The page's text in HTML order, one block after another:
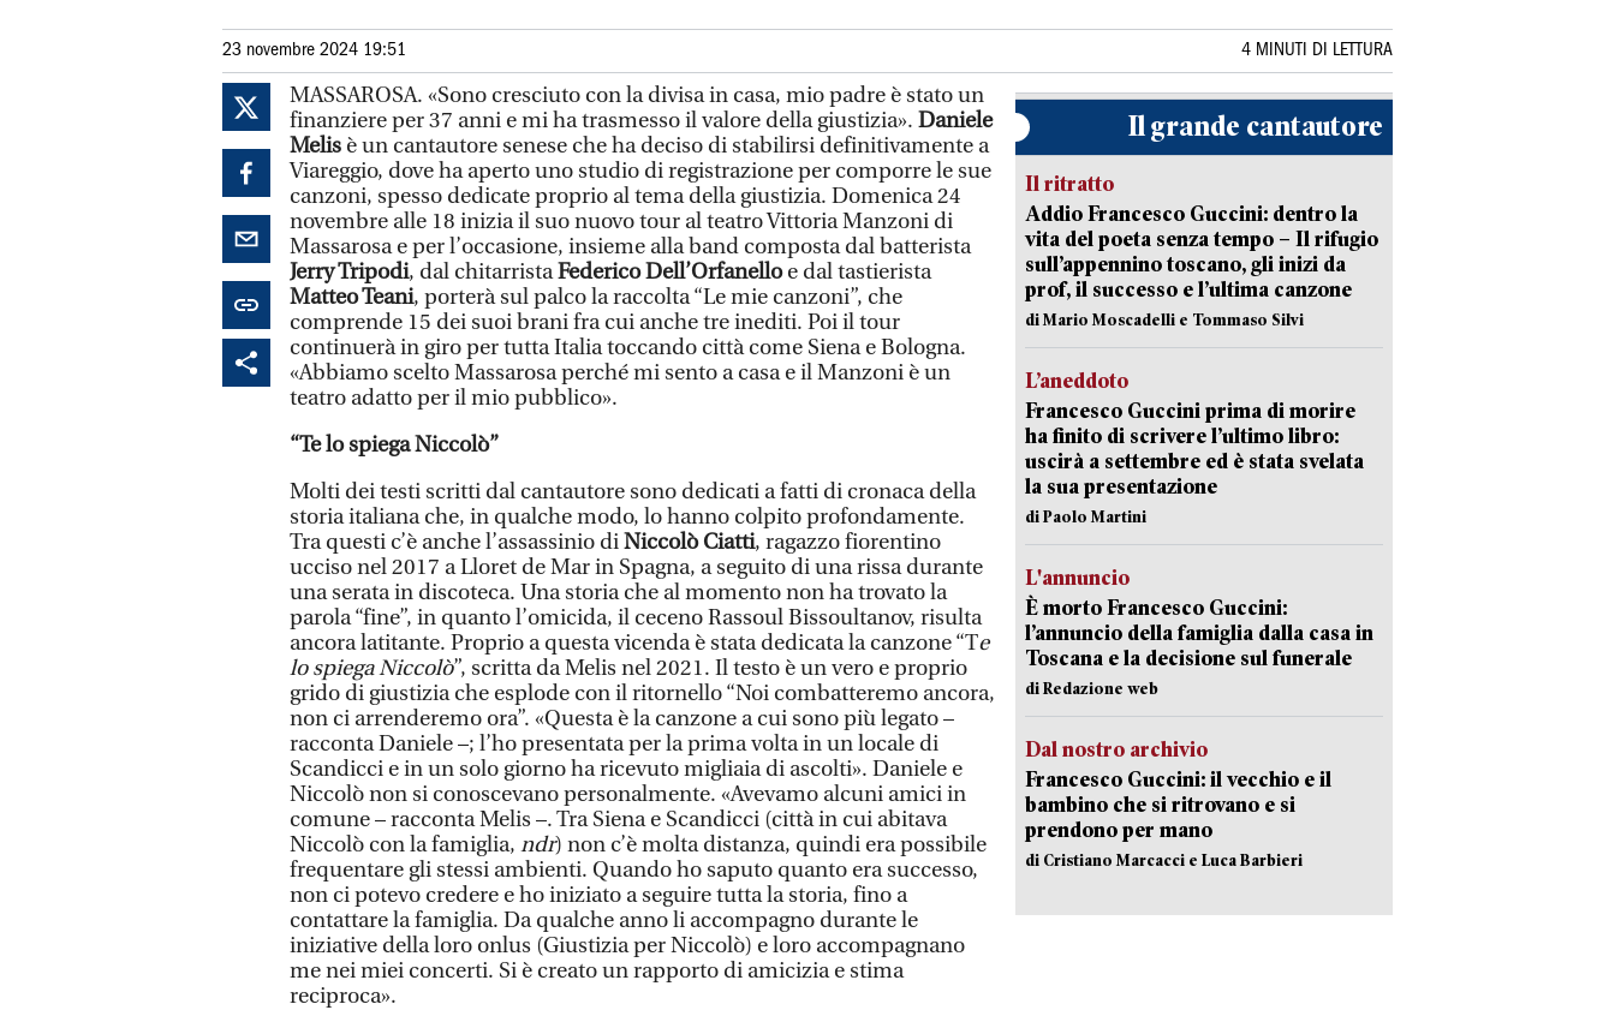
23 novembre 2024 19:51 4 MINUTI DI LETTURA
MASSAROSA. «Sono cresciuto con la divisa in casa, mio padre è stato un
finanziere per 37 anni e mi ha trasmesso il valore della giustizia». Daniele
Melis è un cantautore senese che ha deciso di stabilirsi definitivamente a
Viareggio, dove ha aperto uno studio di registrazione per comporre le sue
canzoni, spesso dedicate proprio al tema della giustizia. Domenica 24
novembre alle 18 inizia il suo nuovo tour al teatro Vittoria Manzoni di
Massarosa e per l’occasione, insieme alla band composta dal batterista
Jerry Tripodi, dal chitarristaFederico Dell’Orfanelloe dal tastierista
Matteo Teani, porterà sul palco la raccolta “Le mie canzoni”, che
comprende 15 dei suoi brani fra cui anche tre inediti. Poi il tour
continuerà in giro per tutta Italia toccando città come Siena e Bologna.
«Abbiamo scelto Massarosa perché mi sento a casa e il Manzoni è un
teatro adatto per il mio pubblico».
“Te lo spiega Niccolò”
Molti dei testi scritti dal cantautore sono dedicati a fatti di cronaca della
storia italiana che, in qualche modo, lo hanno colpito profondamente.
Tra questi c’è anche l’assassinio diNiccolò Ciatti, ragazzo fiorentino
ucciso nel 2017 a Lloret de Mar in Spagna, a seguito di una rissa durante
una serata in discoteca. Una storia che al momento non ha trovato la
parola “fine”, in quanto l’omicida, il ceceno Rassoul Bissoultanov, risulta
ancora latitante. Proprio a questa vicenda è stata dedicata la canzone “Te
lo spiega Niccolò”, scritta da Melis nel 2021. Il testo è un vero e proprio
grido di giustizia che esplode con il ritornello “Noi combatteremo ancora,
non ci arrenderemo ora”. «Questa è la canzone a cui sono più legato –
racconta Daniele –; l’ho presentata per la prima volta in un locale di
Scandicci e in un solo giorno ha ricevuto migliaia di ascolti». Daniele e
Niccolò non si conoscevano personalmente. «Avevamo alcuni amici in
comune – racconta Melis –. Tra Siena e Scandicci (città in cui abitava
Niccolò con la famiglia, ndr) non c’è molta distanza, quindi era possibile
frequentare gli stessi ambienti. Quando ho saputo quanto era successo,
non ci potevo credere e ho iniziato a seguire tutta la storia, fino a
contattare la famiglia. Da qualche anno li accompagno durante le
iniziative della loro onlus (Giustizia per Niccolò) e loro accompagnano
me nei miei concerti. Si è creato un rapporto di amicizia e stima
reciproca».
Il grande cantautore
Il ritratto
Addio Francesco Guccini: dentro la
vita del poeta senza tempo – Il rifugio
sull’appennino toscano, gli inizi da
prof, il successo e l’ultima canzone
di Mario Moscadelli e Tommaso Silvi
L’aneddoto
Francesco Guccini prima di morire
ha finito di scrivere l’ultimo libro:
uscirà a settembre ed è stata svelata
la sua presentazione
di Paolo Martini
L'annuncio
È morto Francesco Guccini:
l’annuncio della famiglia dalla casa in
Toscana e la decisione sul funerale
di Redazione web
Dal nostro archivio
Francesco Guccini: il vecchio e il
bambino che si ritrovano e si
prendono per mano
di Cristiano Marcacci e Luca Barbieri